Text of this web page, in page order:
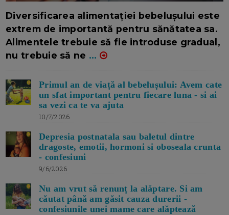
Diversificarea alimentației bebelușului este
extrem de importantă pentru sănătatea sa.
Alimentele trebuie să fie introduse gradual,
nu trebuie să ne ...
Primul an de viață al bebelușului: Avem cate
un sfat important pentru fiecare luna - si ai
sa vezi ca te va ajuta
10/7/2026
Depresia postnatala sau baletul dintre
dragoste, emotii, hormoni si oboseala crunta
- confesiuni
9/6/2026
Nu am vrut să renunț la alăptare. Si am
căutat până am găsit cauza durerii -
confesiunile unei mame care alăptează